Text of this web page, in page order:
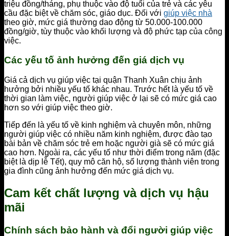
triệu đồng/tháng, phụ thuộc vào độ tuổi của trẻ và các yêu
cầu đặc biệt về chăm sóc, giáo dục. Đối với giúp việc nhà
theo giờ, mức giá thường dao động từ 50.000-100.000
đồng/giờ, tùy thuộc vào khối lượng và độ phức tạp của công
việc.
Các yếu tố ảnh hưởng đến giá dịch vụ
Giá cả dịch vụ giúp việc tại quận Thanh Xuân chịu ảnh
hưởng bởi nhiều yếu tố khác nhau. Trước hết là yếu tố về
thời gian làm việc, người giúp việc ở lại sẽ có mức giá cao
hơn so với giúp việc theo giờ.
Tiếp đến là yếu tố về kinh nghiệm và chuyên môn, những
người giúp việc có nhiều năm kinh nghiệm, được đào tạo
bài bản về chăm sóc trẻ em hoặc người già sẽ có mức giá
cao hơn. Ngoài ra, các yếu tố như thời điểm trong năm (đặc
biệt là dịp lễ Tết), quy mô căn hộ, số lượng thành viên trong
gia đình cũng ảnh hưởng đến mức giá dịch vụ.
Cam kết chất lượng và dịch vụ hậu
mãi
Chính sách bảo hành và đổi người giúp việc